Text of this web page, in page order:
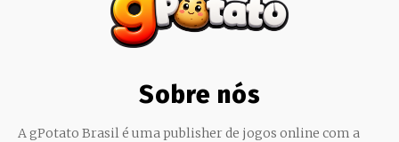
Sobre nós
A gPotato Brasil é uma publisher de jogos online com a